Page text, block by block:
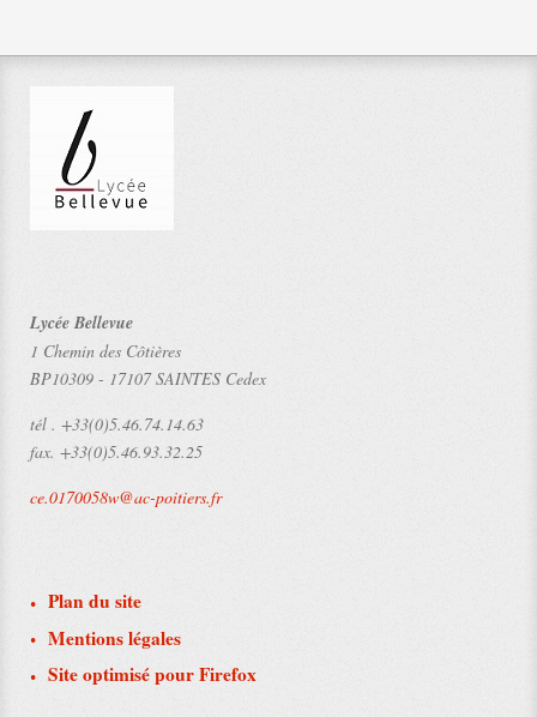
Lycée Bellevue
1 Chemin des Côtières
BP10309 - 17107 SAINTES Cedex
tél . +33(0)5.46.74.14.63
fax. +33(0)5.46.93.32.25
ce.0170058w@ac-poitiers.fr
Plan du site
Mentions légales
Site optimisé pour Firefox